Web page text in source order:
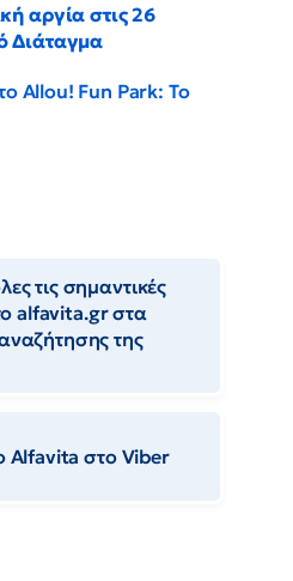
αργία στις 26
Διάταγμα
Allou! Fun Park: Το
τις σημαντικές
alfavita.gr στα
της
Αlfavita στο Viber